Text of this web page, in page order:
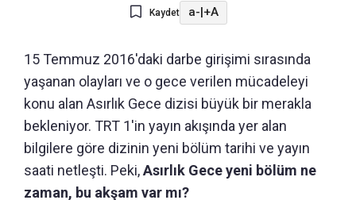
Kaydet a- +A
15 Temmuz 2016'daki darbe girişimi sırasında
yaşanan olayları ve o gece verilen mücadeleyi
konu alan Asırlık Gece dizisi büyük bir merakla
bekleniyor. TRT 1'in yayın akışında yer alan
bilgilere göre dizinin yeni bölüm tarihi ve yayın
saati netleşti. Peki,Asırlık Gece yeni bölüm ne
zaman, bu akşam var mı?